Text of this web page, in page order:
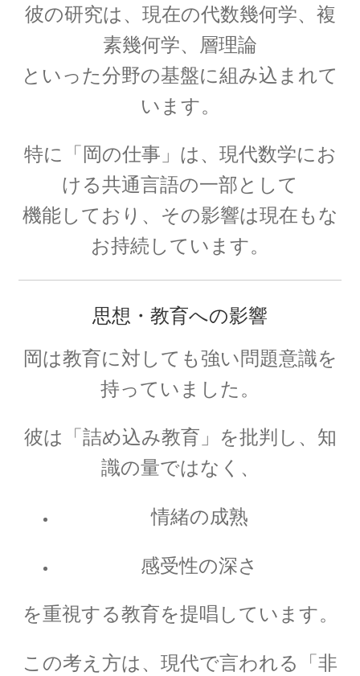
アルキメデス
【兵器を発案し円周率を推定（幾何
学的考察）した多彩な人】
アレクサンダー・グラハム・ベル
【Alexander Graham Bell‗1847年3月3日 ～1922年
8月2日】 — 声を「距離」から解放した発明家 —
アンリ・ポアンカレ
【数学・物理学・天文学で独自の領
域を開拓】
アーサー・コンプトン
と粒子性を研究】
アーネスト・ラザフォード
【原子模型を提唱した原子物理学の父】
彼の研究は、現在の代数幾何学、 複
素幾何学、 層理論
といった分野の基盤に組み込まれて
います。
特に「岡の仕事」は、現代数学にお
ける共通言語の一部として
機能しており、その影響は現在もな
お持続しています。
思想・教育への影響
岡は教育に対しても強い問題意識を
持っていました。
彼は「詰め込み教育」を批判し、知
識の量ではなく、
情緒の成熟
感受性の深さ
を重視する教育を提唱しています。
この考え方は、現代で言われる「非